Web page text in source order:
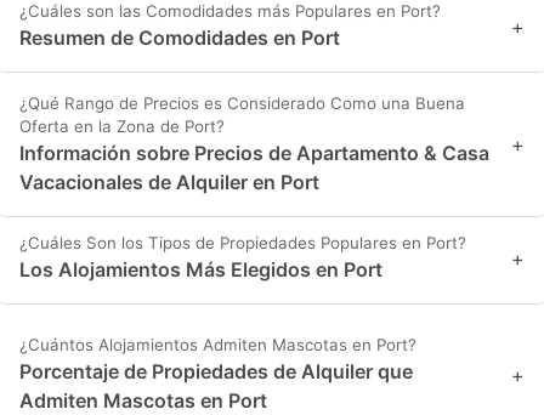
¿Cuáles son las Comodidades más Populares en Port?
Resumen de Comodidades en Port +
¿Qué Rango de Precios es Considerado Como una Buena
Oferta en la Zona de Port?
Información sobre Precios de Apartamento & Casa
Vacacionales de Alquiler en Port
+
¿Cuáles Son los Tipos de Propiedades Populares en Port?
Los Alojamientos Más Elegidos en Port +
¿Cuántos Alojamientos Admiten Mascotas en Port?
Porcentaje de Propiedades de Alquiler que
Admiten Mascotas en Port
+